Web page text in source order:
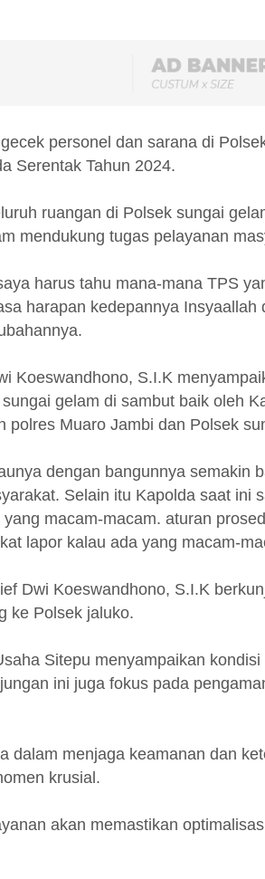
personel dan sarana di
Serentak Tahun 2024.
ruangan di Polsek sungai
mendukung tugas pelayanan
harus tahu mana-mana TPS
harapan kedepannya Insyaallah
Koeswandhono, S.I.K
gelam di sambut baik oleh
polres Muaro Jambi dan Polsek
dengan bangunnya semakin
Selain itu Kapolda saat ini
macam-macam. aturan
lapor kalau ada yang macam-
Dwi Koeswandhono, S.I.K
ke Polsek jaluko.
Sitepu menyampaikan
ini juga fokus pada
dalam menjaga keamanan dan
krusial.
akan memastikan